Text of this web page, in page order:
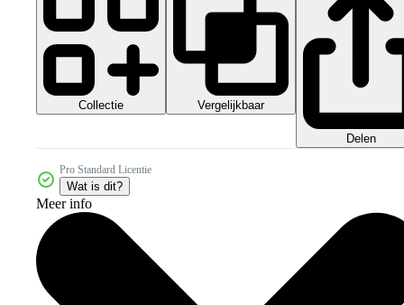
Collectie Vergelijkbaar
Delen
Pro Standard Licentie
Wat is dit?
Meer info